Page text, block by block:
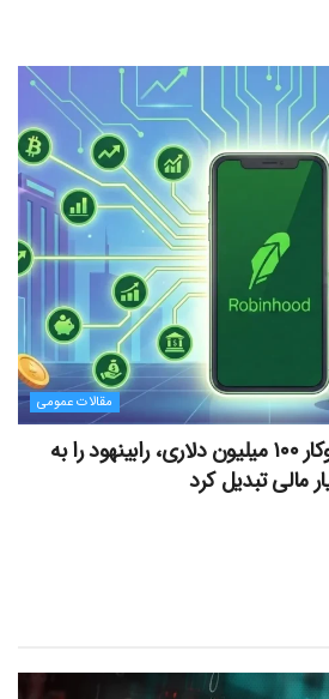
مقالات عمومی
درخشش ۱۳ خط کسب‌وکار ۱۰۰ میلیون دلاری، رابینهود را به
مالی تبدیل کرد